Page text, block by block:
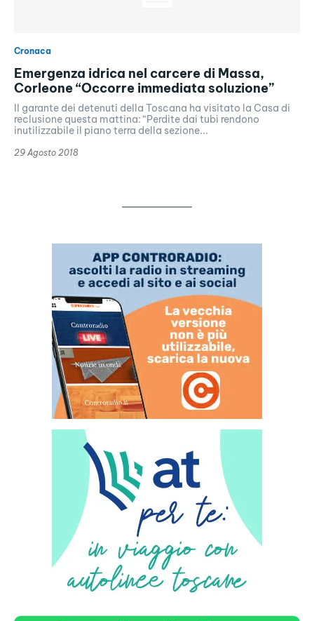
Cronaca
Emergenza idrica nel carcere di Massa,
Corleone “Occorre immediata soluzione”
Il garante dei detenuti della Toscana ha visitato la Casa di
reclusione questa mattina: “Perdite dai tubi rendono
inutilizzabile il piano terra della sezione...
29 Agosto 2018